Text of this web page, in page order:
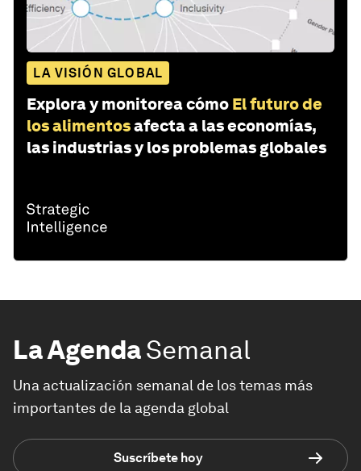
LA VISIÓN GLOBAL
Explora y monitorea cómo El futuro de
los alimentosafecta a las economías,
las industrias y los problemas globales
La AgendaSemanal
Una actualización semanal de los temas más
importantes de la agenda global
Suscríbete hoy